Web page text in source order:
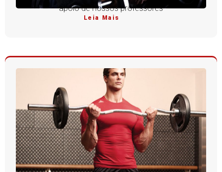
apoio de nossos professores
Leia Mais